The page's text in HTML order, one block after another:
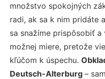
množstvo spokojných
radi, ak sa k nim pridáte
sa snažíme prispôsobiť
možnej miere, pretože
kľúčom k úspechu.
Deutsch-Alterburg –